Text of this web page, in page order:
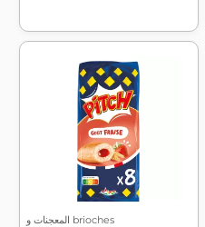
المعجنات و brioches